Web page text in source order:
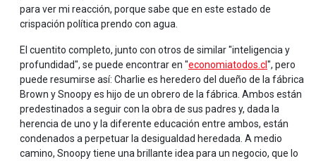
para ver mi reacción, porque sabe que en este estado de
crispación política prendo con agua.
El cuentito completo, junto con otros de similar "inteligencia y
profundidad", se puede encontrar en "economiatodos.cl", pero
puede resumirse así: Charlie es heredero del dueño de la fábrica
Brown y Snoopy es hijo de un obrero de la fábrica. Ambos están
predestinados a seguir con la obra de sus padres y, dada la
herencia de uno y la diferente educación entre ambos, están
condenados a perpetuar la desigualdad heredada. A medio
camino, Snoopy tiene una brillante idea para un negocio, que lo